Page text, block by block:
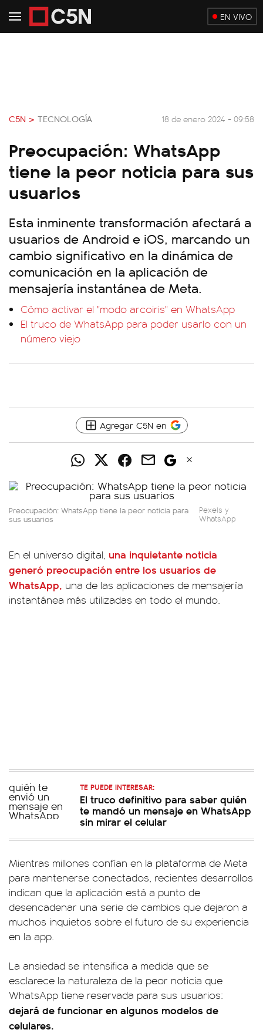
EN VIVO
C5N > TECNOLOGÍA 18 de enero 2024 - 09:58
Preocupación: WhatsApp
tiene la peor noticia para sus
usuarios
Esta inminente transformación afectará a
usuarios de Android e iOS, marcando un
cambio significativo en la dinámica de
comunicación en la aplicación de
mensajería instantánea de Meta.
Cómo activar el "modo arcoiris" en WhatsApp
El truco de WhatsApp para poder usarlo con un
número viejo
Agregar C5N en
Preocupación: WhatsApp tiene la peor noticia para
sus usuarios
Pexels y
WhatsApp
En el universo digital, una inquietante noticia
generó preocupación entre los usuarios de
WhatsApp, una de las aplicaciones de mensajería
instantánea más utilizadas en todo el mundo.
TE PUEDE INTERESAR:
El truco definitivo para saber quién
te mandó un mensaje en WhatsApp
sin mirar el celular
Mientras millones confían en la plataforma de Meta
para mantenerse conectados, recientes desarrollos
indican que la aplicación está a punto de
desencadenar una serie de cambios que dejaron a
muchos inquietos sobre el futuro de su experiencia
en la app.
La ansiedad se intensifica a medida que se
esclarece la naturaleza de la peor noticia que
WhatsApp tiene reservada para sus usuarios:
dejará de funcionar en algunos modelos de
celulares.